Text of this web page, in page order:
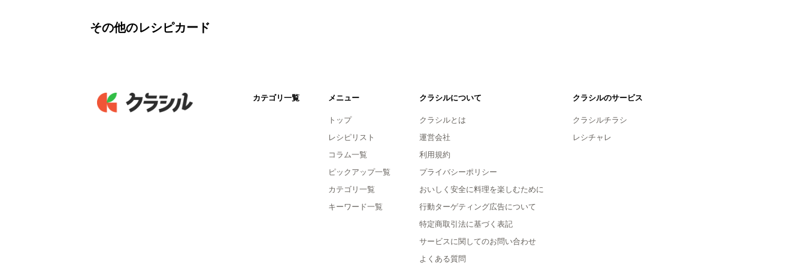
その他のレシピカード
カテゴリ一覧 メニュー
トップ
レシピリスト
コラム一覧
ピックアップ一覧
カテゴリ一覧
キーワード一覧
クラシルについて
クラシルとは
運営会社
利用規約
プライバシーポリシー
おいしく安全に料理を楽しむために
行動ターゲティング広告について
特定商取引法に基づく表記
サービスに関してのお問い合わせ
よくある質問
クラシルのサービス
クラシルチラシ
レシチャレ